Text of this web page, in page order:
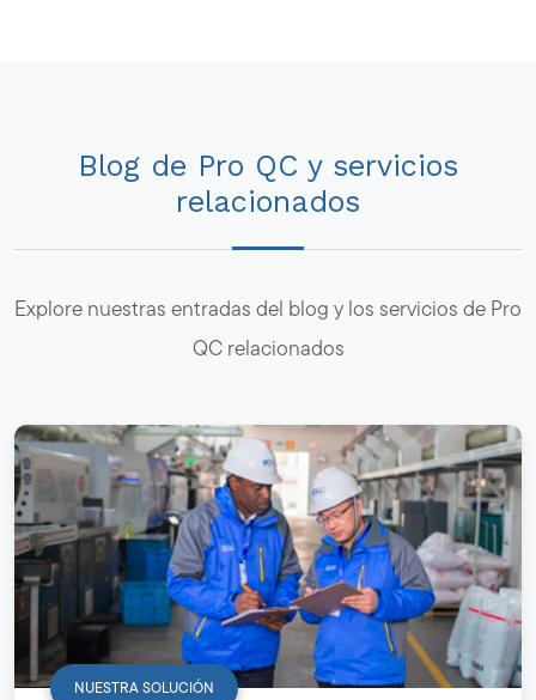
Blog de Pro QC y servicios
relacionados
Explore nuestras entradas del blog y los servicios de Pro
QC relacionados
NUESTRA SOLUCIÓN